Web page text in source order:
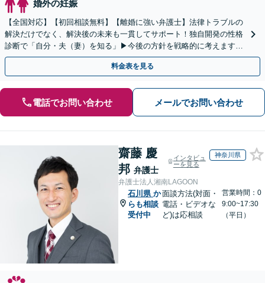
婚外の妊娠
【全国対応】【初回相談無料】【離婚に強い弁護士】法律トラブルの
解決だけでなく、解決後の未来も一貫してサポート！独自開発の性格
診断で「自分・夫（妻）を知る」▶︎今後の方針を戦略的に考えます！
【休日夜間／オンライン相談OK】
料金表を見る
電話でお問い合わせ メールでお問い合わせ
齋藤 慶
邦 弁護士
インタビュ
ーを見る
神奈川県
弁護士法人湘南LAGOON
石川県 か
らも相談
受付中
面談方法(対面・
電話・ビデオな
ど)は応相談
営業時間：0
9:00~17:30
（平日）